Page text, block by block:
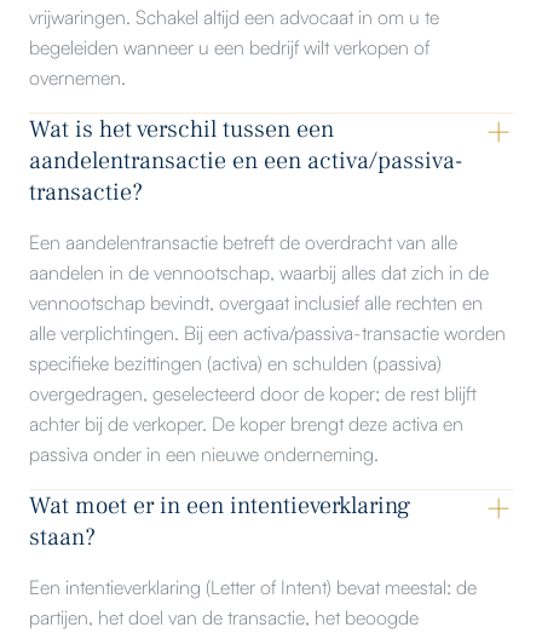
vrijwaringen. Schakel altijd een advocaat in om u te
begeleiden wanneer u een bedrijf wilt verkopen of
overnemen.
Wat is het verschil tussen een
aandelentransactie en een activa/passiva-
transactie?
Een aandelentransactie betreft de overdracht van alle
aandelen in de vennootschap, waarbij alles dat zich in de
vennootschap bevindt, overgaat inclusief alle rechten en
alle verplichtingen. Bij een activa/passiva-transactie worden
specifieke bezittingen (activa) en schulden (passiva)
overgedragen, geselecteerd door de koper; de rest blijft
achter bij de verkoper. De koper brengt deze activa en
passiva onder in een nieuwe onderneming.
Wat moet er in een intentieverklaring
staan?
Een intentieverklaring (Letter of Intent) bevat meestal: de
partijen, het doel van de transactie, het beoogde